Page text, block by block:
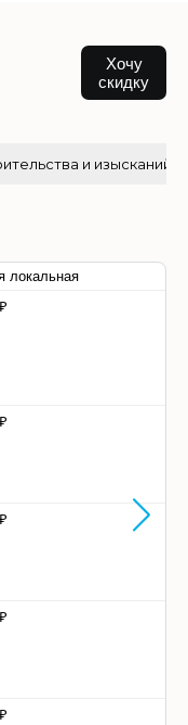
Хочу
скидку
и изысканий
локальная